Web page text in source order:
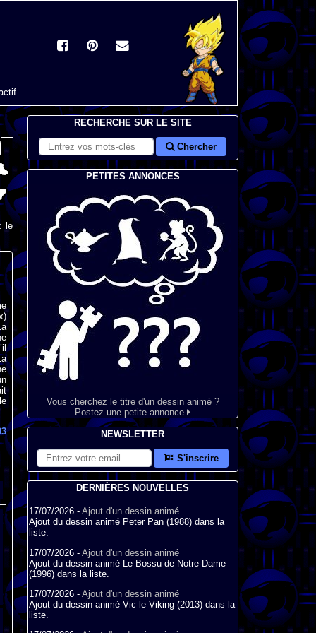
le
RECHERCHE SUR LE SITE
Chercher
PETITES ANNONCES
Vous cherchez le titre d'un dessin animé ?
Postez une petite annonce
NEWSLETTER
S'inscrire
DERNIÈRES NOUVELLES
17/07/2026 - Ajout d'un dessin animé
Ajout du dessin animé Peter Pan (1988) dans la
liste.
17/07/2026 - Ajout d'un dessin animé
Ajout du dessin animé Le Bossu de Notre-Dame
(1996) dans la liste.
17/07/2026 - Ajout d'un dessin animé
Ajout du dessin animé Vic le Viking (2013) dans la
liste.